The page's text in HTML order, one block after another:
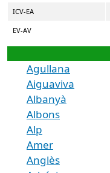
ICV-EA
EV-AV
Agullana
Aiguaviva
Albanyà
Albons
Alp
Amer
Anglès